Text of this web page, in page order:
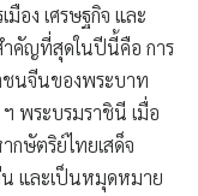
อง เศรษฐกิจ และ
คัญที่สุดในปีนี้คือ การ
ชนจีนของพระบาท
ฯ พระบรมราชินี เมื่อ
ษัตริย์ไทยเสด็จ
น และเป็นหมุดหมาย